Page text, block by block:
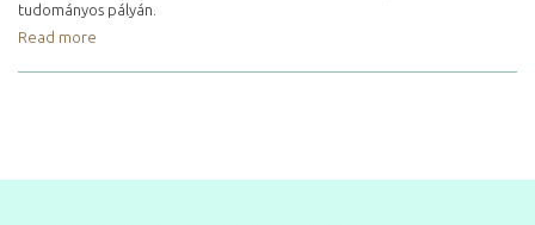
tudományos pályán.
Read more